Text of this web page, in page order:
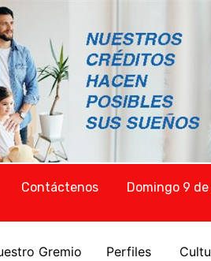
Contáctenos Domingo 9
Gremio Perfiles